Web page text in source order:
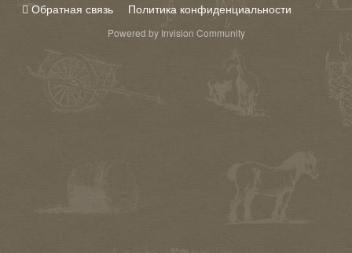
Обратная связь Политика конфиденциальности
Powered by Invision Community